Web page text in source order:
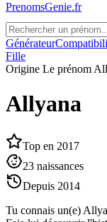
PrenomsGenie.fr
Générateur
Fille
Origine Le prénom
Allyana
Top en 2017
23 naissances
Depuis 2014
Tu connais un(e)